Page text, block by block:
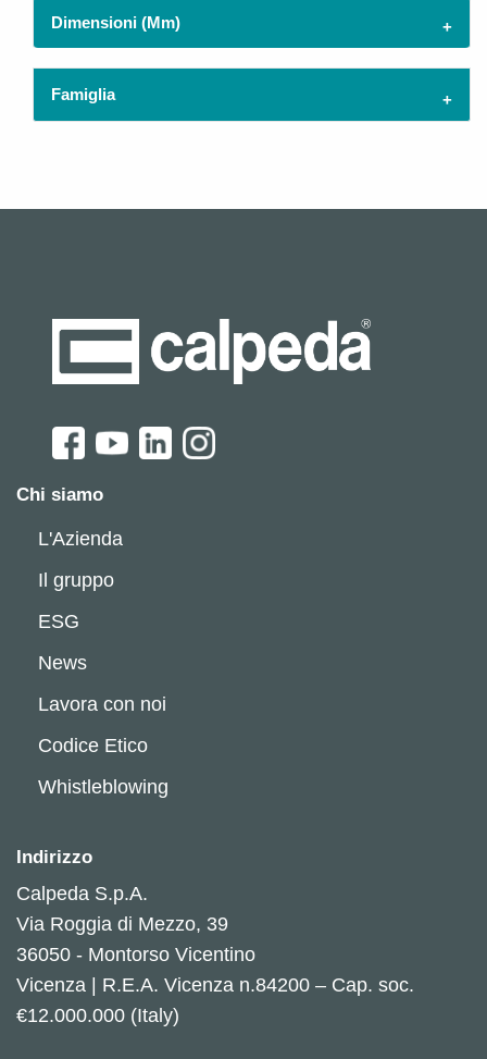
Dimensioni (mm)
Famiglia
Chi siamo
L'Azienda
Il gruppo
ESG
News
Lavora con noi
Codice Etico
Whistleblowing
Indirizzo
Calpeda S.p.A.
Via Roggia di Mezzo, 39
36050 - Montorso Vicentino
Vicenza | R.E.A. Vicenza n.84200 – Cap. soc.
€12.000.000 (Italy)